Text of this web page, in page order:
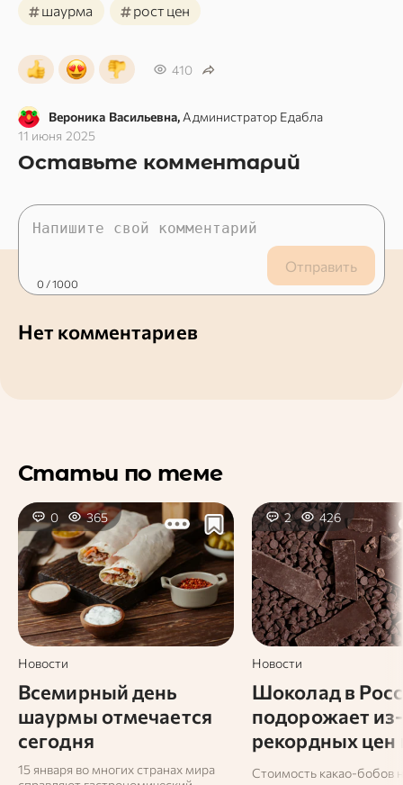
#шаурма #рост цен
410
Вероника Васильевна, Администратор Едабла
11 июня 2025
Оставьте комментарий
Отправить
0 / 1000
Нет комментариев
Статьи по теме
0 365
Новости
Всемирный день
шаурмы отмечается
сегодня
15 января во многих странах мира
2 426
Новости
Шоколад в
подорожает
рекордных цен
какао-бобы
Стоимость какао-бобов